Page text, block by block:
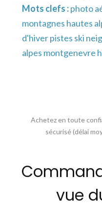
Mots clefs :photo
montagnes hautes
d'hiver pistes ski
alpes montgenevre
Achetez en toute
sécurisé (délai
vue